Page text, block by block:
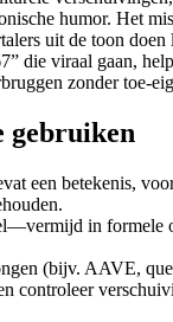
humor. Het
uit de toon
die viraal gaan,
zonder toe-
gebruiken
een betekenis,
in formele
(bijv. AAVE,
controleer